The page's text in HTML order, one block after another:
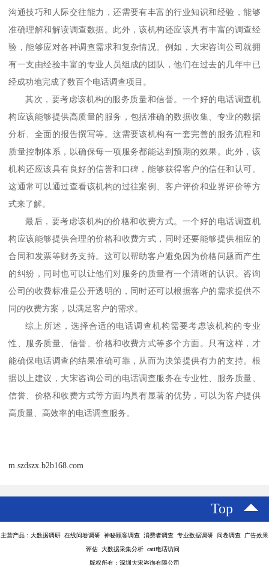
沟通技巧和人际交往能力，还需要有丰富的行业知识和经验，能够
准确理解和解读调查数据。此外，该机构还应该具有丰富的调查经
验，能够应对各种调查需求和复杂情况。例如，大宋咨询公司就拥
有一支由经验丰富的专业人员组成的团队，他们在过去的几年中已
经成功地完成了数百个电话调查项目。
其次，要考虑该机构的服务质量和信誉。一个好的电话调查机
构应该能够提供高质量的服务，包括准确的数据收集、专业的数据
分析、全面的报告撰写等。这需要该机构有一套完善的服务流程和
质量控制体系，以确保每一项服务都能达到预期的效果。此外，该
机构还应该具有良好的信誉和口碑，能够获得客户的信任和认可。
这通常可以通过查看该机构的过往案例、客户评价和业界评价等方
式来了解。
最后，要考虑该机构的价格和收费方式。一个好的电话调查机
构应该能够提供合理的价格和收费方式，同时还要能够提供相应的
合同和发票等财务支持。这可以帮助客户避免因为价格问题而产生
的纠纷，同时也可以让他们对服务的质量有一个清晰的认识。咨询
公司的收费标准是公开透明的，同时还可以根据客户的需求提供不
同的收费方案，以满足客户的需求。
综上所述，选择合适的电话调查机构需要考虑该机构的专业
性、服务质量、信誉、价格和收费方式等多个方面。只有这样，才
能确保电话调查的结果准确可靠，从而为决策提供有力的支持。根
据以上建议，大宋咨询公司的电话调查服务在专业性、服务质量、
信誉、价格和收费方式等方面均具有显著的优势，可以为客户提供
高质量、高效率的电话调查服务。
m.szdszx.b2b168.com
Top
主营产品：大数据调研 在线问卷调研 神秘顾客调查 消费者调查 专业数据调研 问卷调查 广告效果
评估 大数据采集分析 cati电话访问
版权所有：深圳大宋咨询有限公司